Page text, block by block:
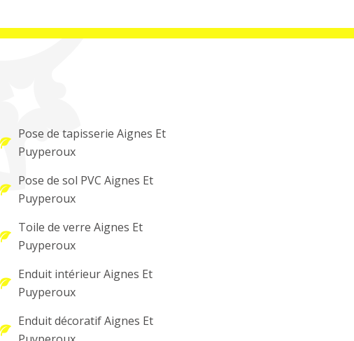
Pose de tapisserie Aignes Et
Puyperoux
Pose de sol PVC Aignes Et
Puyperoux
Toile de verre Aignes Et
Puyperoux
Enduit intérieur Aignes Et
Puyperoux
Enduit décoratif Aignes Et